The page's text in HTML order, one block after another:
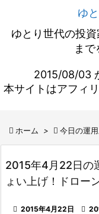
ゆ
ゆとり世代の投
まで
2015/08/03
本サイトはアフィ
 ホーム >  今日の運
2015年4月22日の
ょい上げ！ドロー
 2015年4月22日 